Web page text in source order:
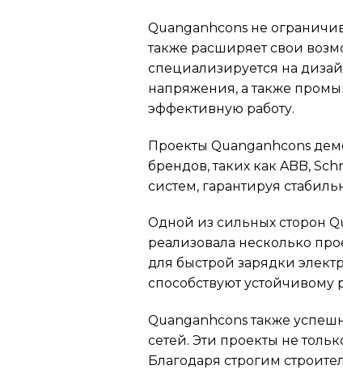
Quanganhcons не
также расширяет свои
специализируется на
напряжения, а также
эффективную работу.
Проекты Quanganhcons
брендов, таких как ABB,
систем, гарантируя
Одной из сильных сторон
реализовала несколько
для быстрой зарядки
способствуют устойчивому
Quanganhcons также
сетей. Эти проекты не
Благодаря строгим